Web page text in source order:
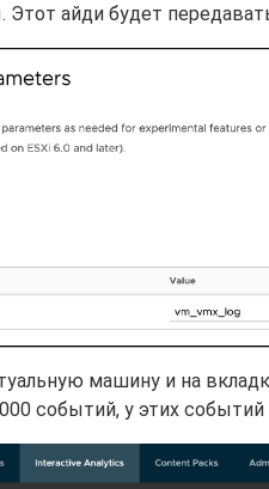
айди будет
машину и на
событий, у этих